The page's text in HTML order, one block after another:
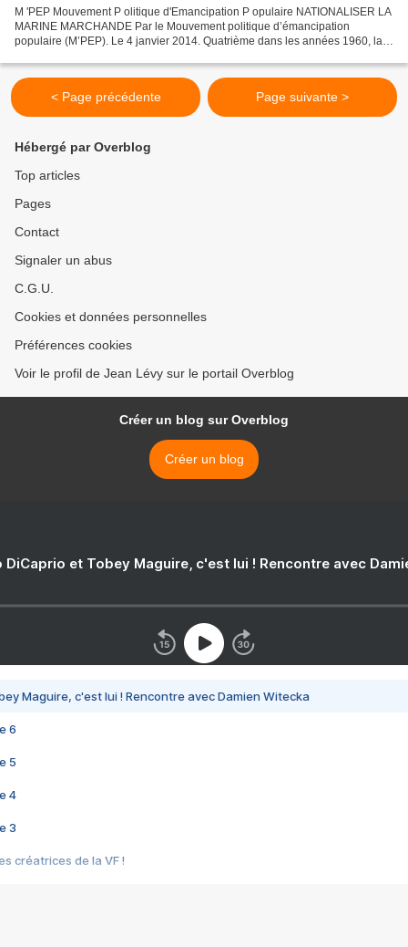
M 'PEP Mouvement P olitique d'Emancipation P opulaire NATIONALISER LA
MARINE MARCHANDE Par le Mouvement politique d’émancipation
populaire (M’PEP). Le 4 janvier 2014. Quatrième dans les années 1960, la
< Page précédente Page suivante >
Hébergé par Overblog
Top articles
Pages
Contact
Signaler un abus
C.G.U.
Cookies et données personnelles
Préférences cookies
Voir le profil de Jean Lévy sur le portail Overblog
Créer un blog sur Overblog
Créer un blog
DiCaprio et Tobey Maguire, c'est lui ! Rencontre avec
Maguire, c'est lui ! Rencontre avec Damien Witecka
6
5
4
3
créatrices de la VF !